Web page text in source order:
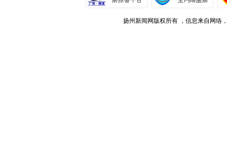
扬州新闻网版权所有 ，信息来自网络